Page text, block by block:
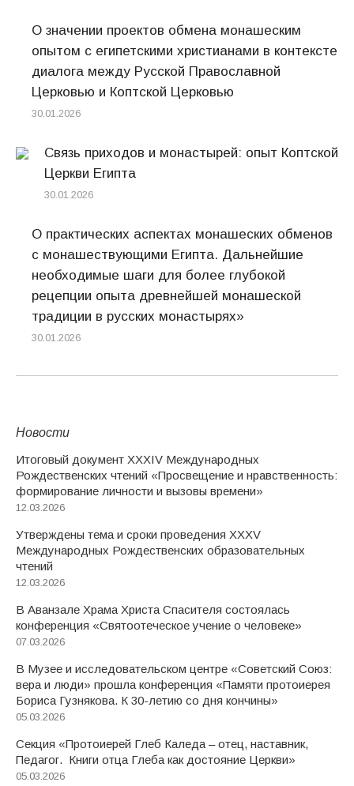
О значении проектов обмена монашеским
опытом с египетскими христианами в контексте
диалога между Русской Православной
Церковью и Коптской Церковью
30.01.2026
Связь приходов и монастырей: опыт Коптской
Церкви Египта
30.01.2026
О практических аспектах монашеских обменов
с монашествующими Египта. Дальнейшие
необходимые шаги для более глубокой
рецепции опыта древнейшей монашеской
традиции в русских монастырях»
30.01.2026
Новости
Итоговый документ XXХIV Международных
Рождественских чтений «Просвещение и нравственность:
формирование личности и вызовы времени»
12.03.2026
Утверждены тема и сроки проведения XXXV
Международных Рождественских образовательных
чтений
12.03.2026
В Аванзале Храма Христа Спасителя состоялась
конференция «Святоотеческое учение о человеке»
07.03.2026
В Музее и исследовательском центре «Советский Союз:
вера и люди» прошла конференция «Памяти протоиерея
Бориса Гузнякова. К 30-летию со дня кончины»
05.03.2026
Секция «Протоиерей Глеб Каледа – отец, наставник,
Педагог. Книги отца Глеба как достояние Церкви»
05.03.2026